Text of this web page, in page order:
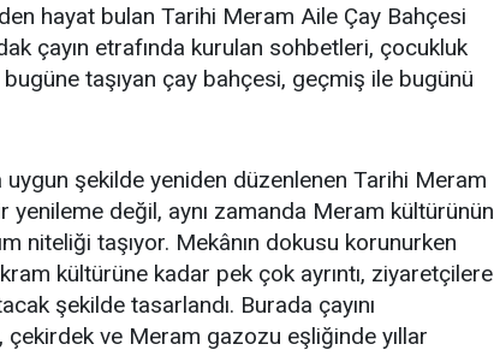
hayat bulan Tarihi Meram Aile Çay Bahçesi
çayın etrafında kurulan sohbetleri, çocukluk
bugüne taşıyan çay bahçesi, geçmiş ile bugünü
uygun şekilde yeniden düzenlenen Tarihi Meram
değil, aynı zamanda Meram kültürünün
niteliği taşıyor. Mekânın dokusu korunurken
kültürüne kadar pek çok ayrıntı, ziyaretçilere
şekilde tasarlandı. Burada çayını
çekirdek ve Meram gazozu eşliğinde yıllar